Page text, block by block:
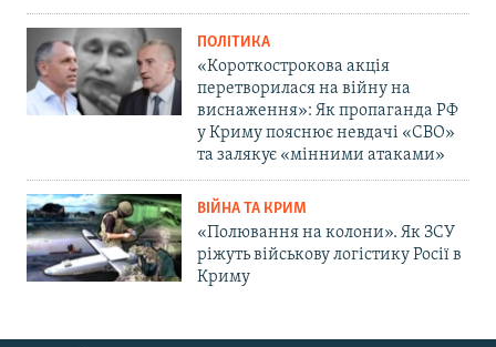
ПОЛІТИКА
«Короткострокова акція
перетворилася на війну на
виснаження»: Як пропаганда РФ
у Криму пояснює невдачі «СВО»
та залякує «мінними атаками»
ВІЙНА ТА КРИМ
«Полювання на колони». Як ЗСУ
ріжуть військову логістику Росії в
Криму